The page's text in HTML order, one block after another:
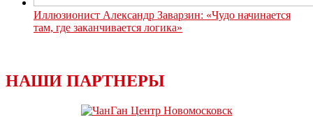
Иллюзионист Александр Заварзин: «Чудо начинается
там, где заканчивается логика»
НАШИ ПАРТНЕРЫ